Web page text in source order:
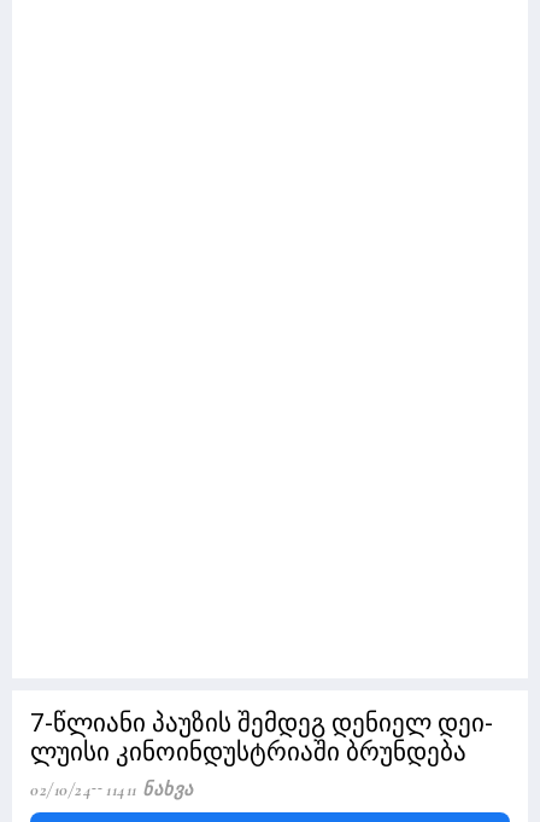
7-წლიანი პაუზის შემდეგ დენიელ დეი-
ლუისი კინოინდუსტრიაში ბრუნდება
02/10/24 11411 Ნახვა